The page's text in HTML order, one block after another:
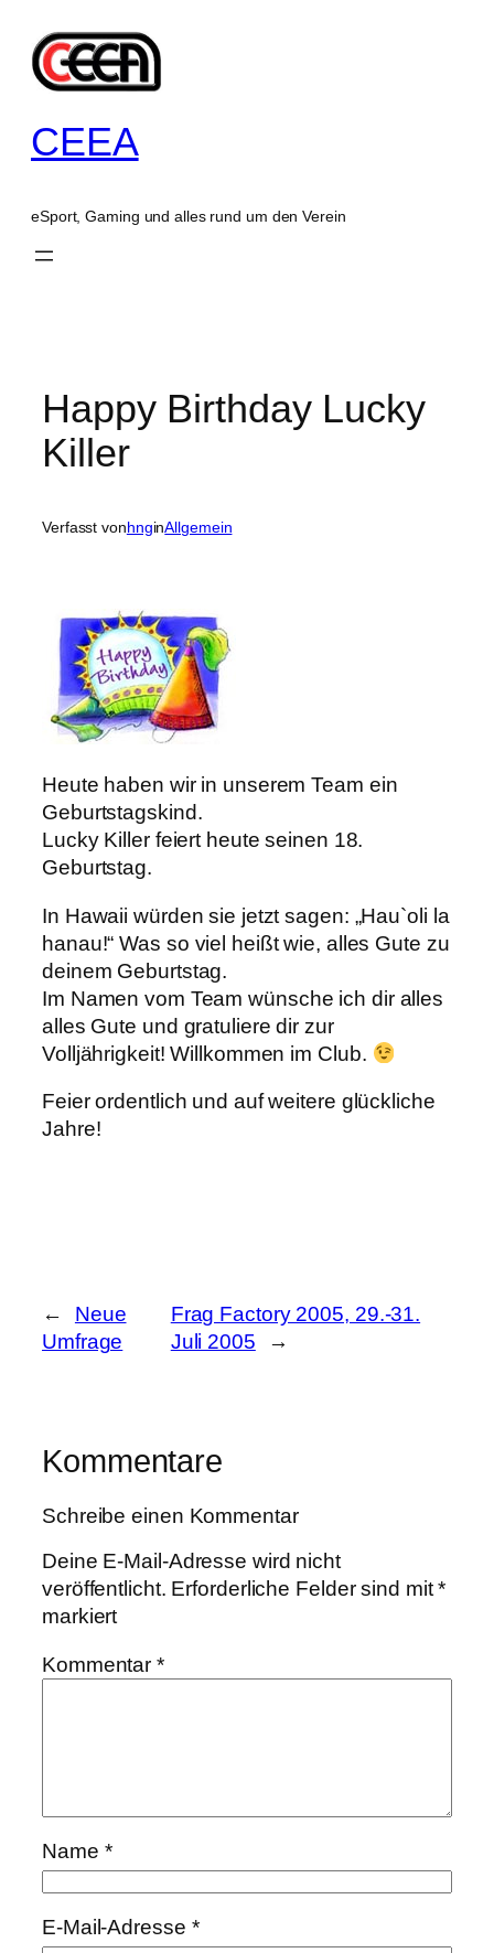
Inhalt
springen
CEEA
eSport, Gaming und alles rund um den Verein
Happy Birthday Lucky
Killer
Verfasst vonhnginAllgemein
Heute haben wir in unserem Team ein
Geburtstagskind.
Lucky Killer feiert heute seinen 18.
Geburtstag.
In Hawaii würden sie jetzt sagen: „Hau`oli la
hanau!“ Was so viel heißt wie, alles Gute zu
deinem Geburtstag.
Im Namen vom Team wünsche ich dir alles
alles Gute und gratuliere dir zur
Volljährigkeit! Willkommen im Club.
Feier ordentlich und auf weitere glückliche
Jahre!
←
Neue
Umfrage
Frag Factory 2005, 29.-31.
Juli 2005
→
Kommentare
Schreibe einen Kommentar
Deine E-Mail-Adresse wird nicht
veröffentlicht. Erforderliche Felder sind mit*
markiert
Kommentar*
Name *
E-Mail-Adresse *